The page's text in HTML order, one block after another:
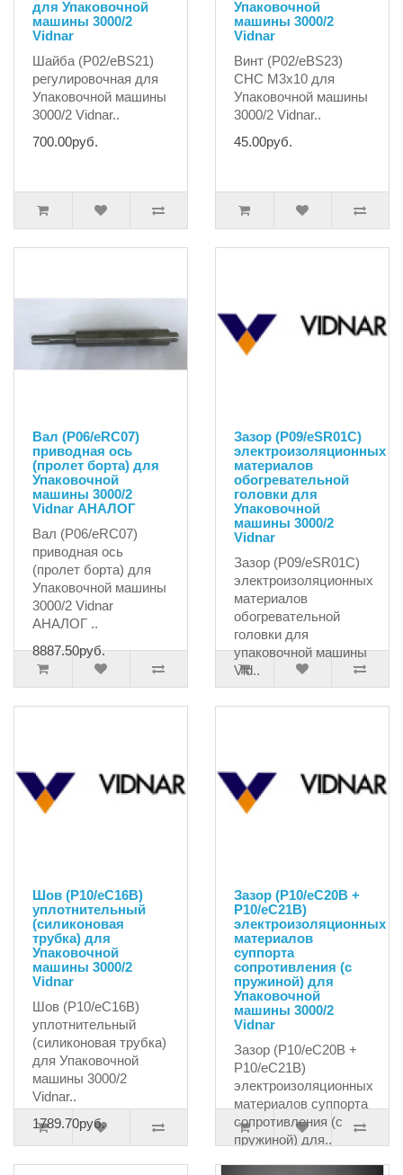
для Упаковочной
машины 3000/2
Vidnar
Шайба (P02/eBS21)
регулировочная для
Упаковочной машины
3000/2 Vidnar..
700.00руб.
Упаковочной
машины 3000/2
Vidnar
Винт (P02/eBS23)
CHC M3x10 для
Упаковочной машины
3000/2 Vidnar..
45.00руб.
Вал (P06/eRC07)
приводная ось
(пролет борта) для
Упаковочной
машины 3000/2
Vidnar АНАЛОГ
Вал (P06/eRC07)
приводная ось
(пролет борта) для
Упаковочной машины
3000/2 Vidnar
АНАЛОГ ..
8887.50руб.
Зазор (P09/eSR01C)
электроизоляционных
материалов
обогревательной
головки для
Упаковочной
машины 3000/2
Vidnar
Зазор (P09/eSR01C)
электроизоляционных
материалов
обогревательной
головки для
упаковочной машины
Vid..
Шов (P10/eC16B)
уплотнительный
(силиконовая
трубка) для
Упаковочной
машины 3000/2
Vidnar
Шов (P10/eC16B)
уплотнительный
(силиконовая трубка)
для Упаковочной
машины 3000/2
Vidnar..
1789.70руб.
Зазор (P10/eC20B +
P10/eC21B)
электроизоляционных
материалов
cуппорта
сопротивления (с
пружиной) для
Упаковочной
машины 3000/2
Vidnar
Зазор (P10/eC20B +
P10/eC21B)
электроизоляционных
материалов cуппорта
сопротивления (с
пружиной) для..
12700.00руб.